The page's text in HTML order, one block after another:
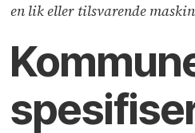
en lik eller tilsvarende